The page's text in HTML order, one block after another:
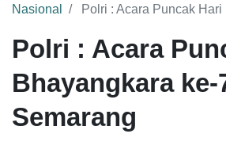
Nasional Polri : Acara Puncak Hari
Polri : Acara
Bhayangkara ke-
Semarang